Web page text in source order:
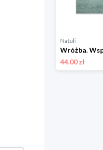
Natuli
44.00 zł